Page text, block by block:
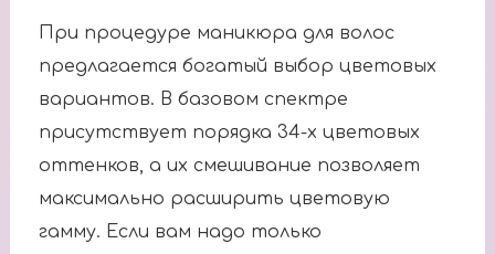
При процедуре маникюра для волос
предлагается богатый выбор цветовых
вариантов. В базовом спектре
присутствует порядка 34-х цветовых
оттенков, а их смешивание позволяет
максимально расширить цветовую
гамму. Если вам надо только